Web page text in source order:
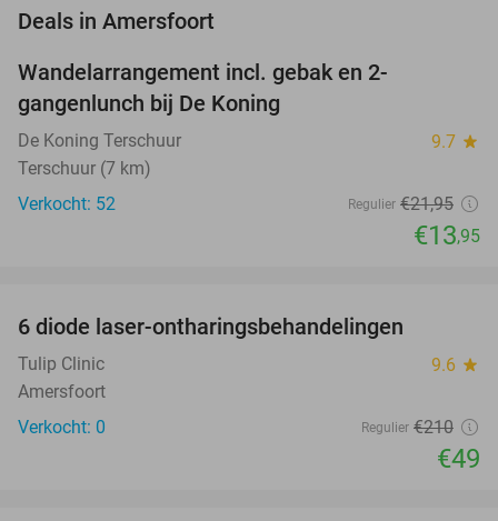
Deals in Amersfoort
TODAY
Wandelarrangement incl. gebak en 2-
gangenlunch bij De Koning
De Koning Terschuur 9.7 star
Terschuur (7 km)
Verkocht: 52
Regulier €21,95
€13,95
TODAY
6 diode laser-ontharingsbehandelingen
Tulip Clinic 9.6 star
Amersfoort
Verkocht: 0
Regulier €210
€49